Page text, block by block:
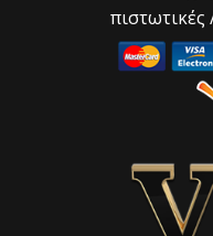
πιστωτικές